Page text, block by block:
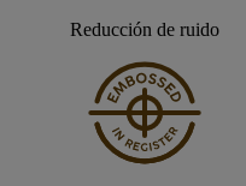
Reducción de ruido